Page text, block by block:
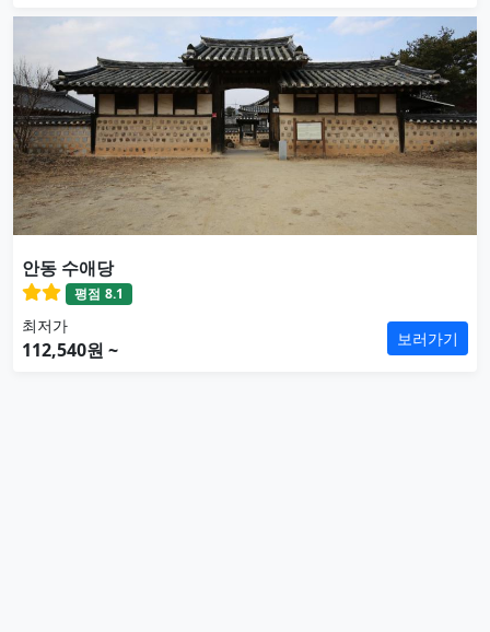
안동 수애당
평점 8.1
최저가
112,540원 ~ 보러가기